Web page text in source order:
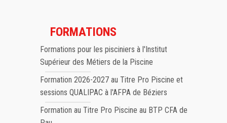
FORMATIONS
Formations pour les pisciniers à l'Institut
Supérieur des Métiers de la Piscine
Formation 2026-2027 au Titre Pro Piscine et
sessions QUALIPAC à l'AFPA de Béziers
Formation au Titre Pro Piscine au BTP CFA de